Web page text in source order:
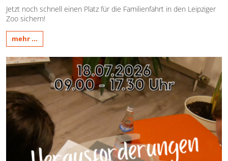
Jetzt noch schnell einen Platz für die Familienfahrt in den Leipziger
Zoo sichern!
mehr ...